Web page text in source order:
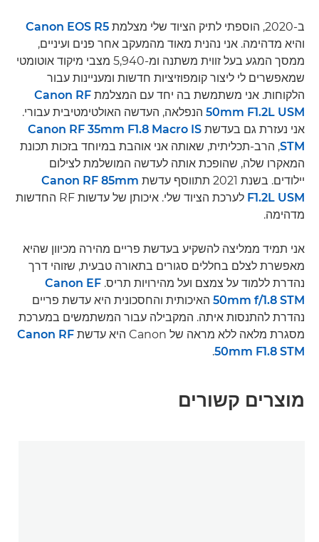
ב-2020, הוספתי לתיק הציוד שלי מצלמת
Canon EOS R5
והיא מדהימה. אני נהנית מאוד מהמעקב אחר פנים ועיניים,
ממסך המגע בעל זווית משתנה ומ-5,940 מצבי מיקוד אוטומטי
שמאפשרים לי ליצור קומפוזיציות חדשות ומעניינות עבור
הלקוחות. אני משתמשת בה יחד עם המצלמת Canon RF
50mm F1.2L USM הנפלאה, העדשה האולטימטיבית עבורי.
אני נעזרת גם בעדשת Canon RF 35mm F1.8 Macro IS
STM, הרב-תכליתית, שאותה אני אוהבת במיוחד בזכות תכונת
המאקרו שלה, שהופכת אותה לעדשה המושלמת לצילום
יילודים. בשנת 2021 תתווסף עדשת
Canon RF 85mm
F1.2L USM
לערכת הציוד שלי. איכותן של עדשות RF החדשות
מדהימה.
אני תמיד ממליצה להשקיע בעדשת פריים מהירה מכיוון שהיא
מאפשרת לצלם בחללים סגורים בתאורה טבעית, שזוהי דרך
נהדרת ללמוד על צמצם ועל מהירויות תריס. Canon EF
50mm f/1.8 STM האיכותית והחסכונית היא עדשת פריים
נהדרת להתנסות איתה. המקבילה עבור המשתמשים במערכת
מסגרת מלאה ללא מראה של Canon היא עדשת
Canon RF
50mm F1.8 STM
.
מוצרים קשורים